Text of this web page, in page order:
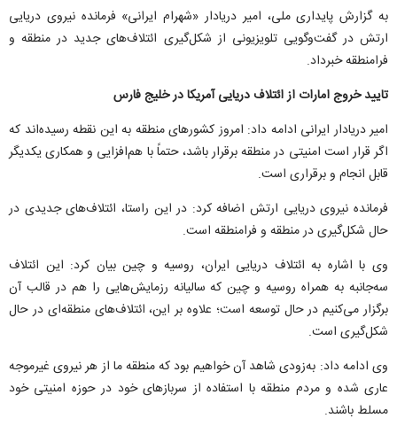
به گزارش پایداری ملی، امیر دریادار «شهرام ایرانی» فرمانده نیروی دریایی
ارتش در گفت‌وگویی تلویزیونی از شکل‌گیری ائتلاف‌های جدید در منطقه و
فرامنطقه خبرداد.
تایید خروج امارات از ائتلاف دریایی آمریکا در خلیج فارس
امیر دریادار ایرانی ادامه داد: امروز کشور‌های منطقه به این نقطه رسیده‌اند که
اگر قرار است امنیتی در منطقه برقرار باشد، حتماً با هم‌افزایی و همکاری یکدیگر
قابل انجام و برقراری است.
فرمانده نیروی دریایی ارتش اضافه کرد: در این راستا، ائتلاف‌های جدیدی در
حال شکل‌گیری در منطقه و فرامنطقه است.
وی با اشاره به ائتلاف دریایی ایران، روسیه و چین بیان کرد: این ائتلاف
سه‌جانبه به همراه روسیه و چین که سالیانه رزمایش‌هایی را هم در قالب آن
برگزار می‌کنیم در حال توسعه است؛ علاوه بر این، ائتلاف‌های منطقه‌ای در حال
شکل‌گیری است.
وی ادامه داد: به‌زودی شاهد آن خواهیم بود که منطقه ما از هر نیروی غیرموجه
عاری شده و مردم منطقه با استفاده از سرباز‌های خود در حوزه امنیتی خود
مسلط باشند.